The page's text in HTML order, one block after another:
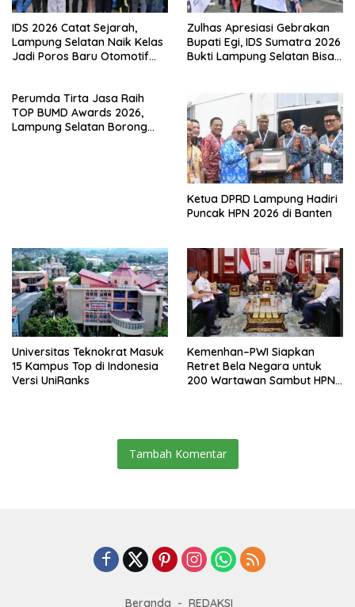
IDS 2026 Catat Sejarah,
Lampung Selatan Naik Kelas
Jadi Poros Baru Otomotif
Zulhas Apresiasi Gebrakan
Bupati Egi, IDS Sumatra 2026
Bukti Lampung Selatan Bisa
Perumda Tirta Jasa Raih
TOP BUMD Awards 2026,
Lampung Selatan Borong
Ketua DPRD Lampung Hadiri
Puncak HPN 2026 di Banten
Universitas Teknokrat Masuk
15 Kampus Top di Indonesia
Versi UniRanks
Kemenhan–PWI Siapkan
Retret Bela Negara untuk
200 Wartawan Sambut HPN
Tambah Komentar
Beranda REDAKSI